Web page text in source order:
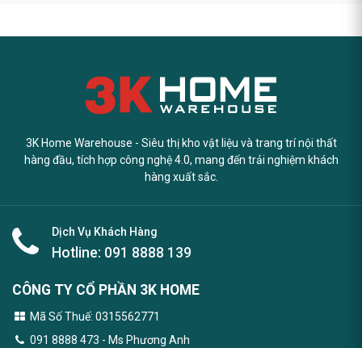
3K Home Warehouse - Siêu thị kho vật liệu và trang trí nội thất
hàng đầu, tích hợp công nghệ 4.0, mang đến trải nghiệm khách
hàng xuất sắc.
Dịch Vụ Khách Hàng
Hotline: 091 8888 139
CÔNG TY CỔ PHẦN 3K HOME
Mã Số Thuế: 0315562771
091 8888 473 - Ms Phương Anh